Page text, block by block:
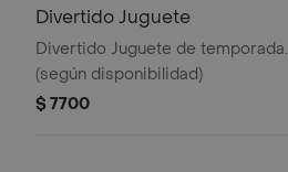
Divertido Juguete
Divertido Juguete de temporada.
(según disponibilidad)
$ 7700